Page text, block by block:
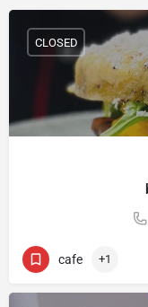
CLOSED
cafe +1